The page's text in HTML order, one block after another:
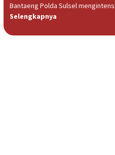
Bantaeng Polda Sulsel
Selengkapnya